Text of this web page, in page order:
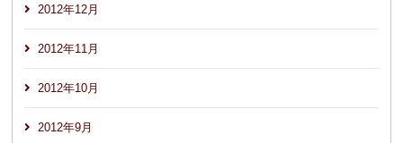
2012年12月
2012年11月
2012年10月
2012年9月